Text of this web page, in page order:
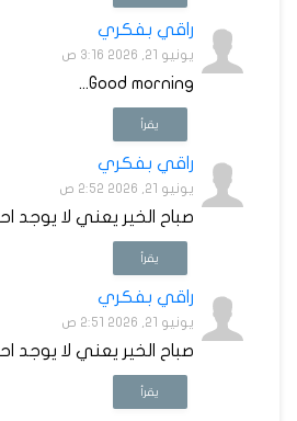
راقي بفكري
يونيو 21, 2026 3:16 ص
Good morning...
يقرأ
راقي بفكري
يونيو 21, 2026 2:52 ص
صباح الخير يعني لا يوجد
يقرأ
راقي بفكري
يونيو 21, 2026 2:51 ص
صباح الخير يعني لا يوجد
يقرأ